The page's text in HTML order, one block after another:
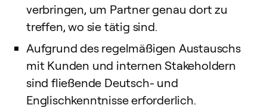
verbringen, um Partner genau dort zu
treffen, wo sie tätig sind.
Aufgrund des regelmäßigen Austauschs
mit Kunden und internen Stakeholdern
sind fließende Deutsch- und
Englischkenntnisse erforderlich.